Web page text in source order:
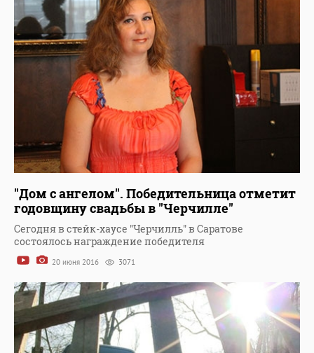
"Дом с ангелом". Победительница отметит
годовщину свадьбы в "Черчилле"
Сегодня в стейк-хаусе "Черчилль" в Саратове
состоялось награждение победителя
20 июня 2016 3071